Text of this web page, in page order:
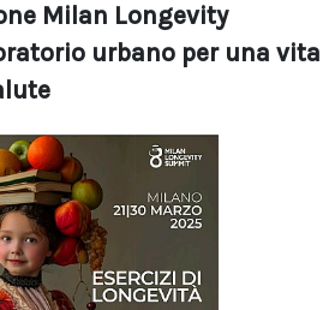
Milan Longevity
urbano per una vita